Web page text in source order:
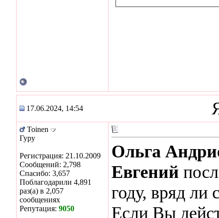
17.06.2024, 14:54
Toinen
Гуру
Регистрация: 21.10.2009
Сообщений: 2,798
Спасибо: 3,657
Поблагодарили 4,891
раз(а) в 2,057
сообщениях
Репутация: 9050
Ольга
Евгений
году, вряд ли
Если Вы